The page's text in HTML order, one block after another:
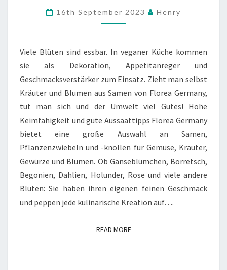
AUFPEPPEN
16th September 2023 Henry
Viele Blüten sind essbar. In veganer Küche kommen
sie als Dekoration, Appetitanreger und
Geschmacksverstärker zum Einsatz. Zieht man selbst
Kräuter und Blumen aus Samen von Florea Germany,
tut man sich und der Umwelt viel Gutes! Hohe
Keimfähigkeit und gute Aussaattipps Florea Germany
bietet eine große Auswahl an Samen,
Pflanzenzwiebeln und -knollen für Gemüse, Kräuter,
Gewürze und Blumen. Ob Gänseblümchen, Borretsch,
Begonien, Dahlien, Holunder, Rose und viele andere
Blüten: Sie haben ihren eigenen feinen Geschmack
und peppen jede kulinarische Kreation auf….
READ MOREREAD MORE